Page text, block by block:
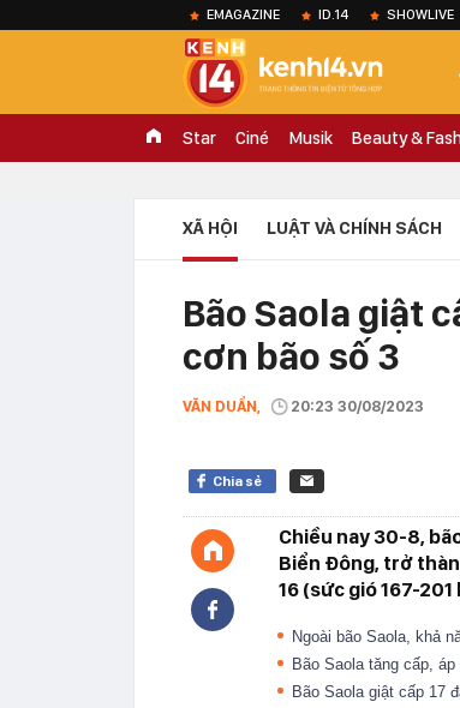
EMAGAZINE ID.14 SHOWLIVE
Star Ciné Musik Beauty &
XÃ HỘI LUẬT VÀ CHÍNH SÁCH
Bão Saola giật
cơn bão số 3
VĂN DUẨN, 20:23 30/08/2023
Chia sẻ
Chiều nay 30-8,
Biển Đông, trở
16 (sức gió 167-
Ngoài bão Saola, khả
Bão Saola tăng cấp,
Bão Saola giật cấp 17